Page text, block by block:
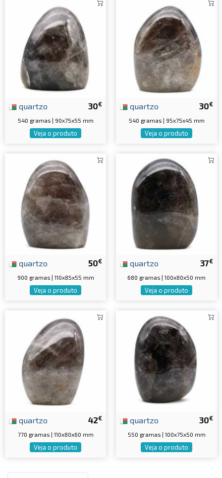
30€
quartzo
540 gramas | 90x75x55 mm
Veja o produto
30€
quartzo
540 gramas | 95x75x45 mm
Veja o produto
50€
quartzo
900 gramas | 110x85x55 mm
Veja o produto
37€
quartzo
680 gramas | 100x80x50 mm
Veja o produto
42€
quartzo
770 gramas | 110x80x60 mm
Veja o produto
30€
quartzo
550 gramas | 100x75x50 mm
Veja o produto